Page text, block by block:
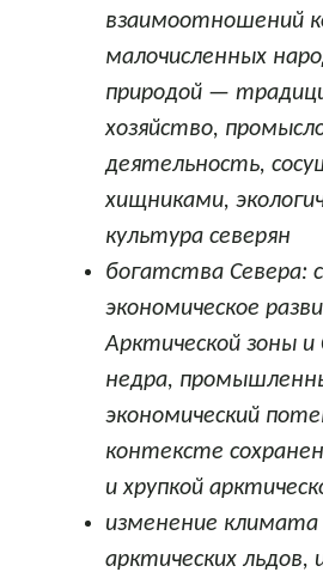
взаимоотношений
малочисленных
природой —
хозяйство,
деятельность,
хищниками,
культура северян
богатства Севера:
экономическое
Арктической зоны
недра,
экономический
контексте
и хрупкой
изменение
арктических льдов,